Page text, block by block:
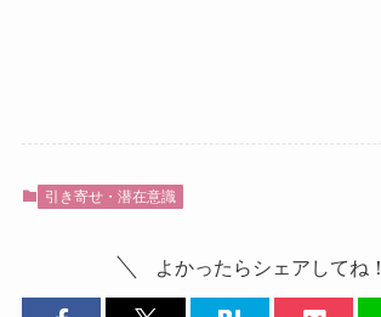
引き寄せ・潜在意識
よかったらシェアしてね！